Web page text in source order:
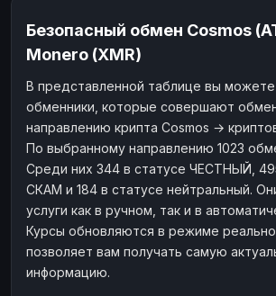
Безопасный обмен Cosmos
Monero (XMR)
В представленной таблице вы
обменники, которые совершают
направлению крипта Cosmos →
По выбранному направлению 1023
Среди них 344 в статусе ЧЕСТНЫЙ,
СКАМ и 184 в статусе нейтральный.
услуги как в ручном, так и в
Курсы обновляются в режиме
позволяет вам получать самую
информацию.